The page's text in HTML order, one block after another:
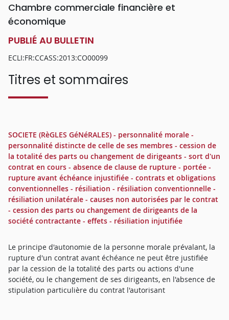
Chambre commerciale financière et
économique
PUBLIÉ AU BULLETIN
ECLI:FR:CCASS:2013:CO00099
Titres et sommaires
SOCIETE (RèGLES GéNéRALES) - personnalité morale -
personnalité distincte de celle de ses membres - cession de
la totalité des parts ou changement de dirigeants - sort d'un
contrat en cours - absence de clause de rupture - portée -
rupture avant échéance injustifiée - contrats et obligations
conventionnelles - résiliation - résiliation conventionnelle -
résiliation unilatérale - causes non autorisées par le contrat
- cession des parts ou changement de dirigeants de la
société contractante - effets - résiliation injutifiée
Le principe d'autonomie de la personne morale prévalant, la
rupture d'un contrat avant échéance ne peut être justifiée
par la cession de la totalité des parts ou actions d'une
société, ou le changement de ses dirigeants, en l'absence de
stipulation particulière du contrat l'autorisant